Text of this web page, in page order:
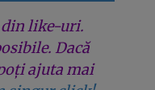
din like-uri.
Dacă
ajuta mai